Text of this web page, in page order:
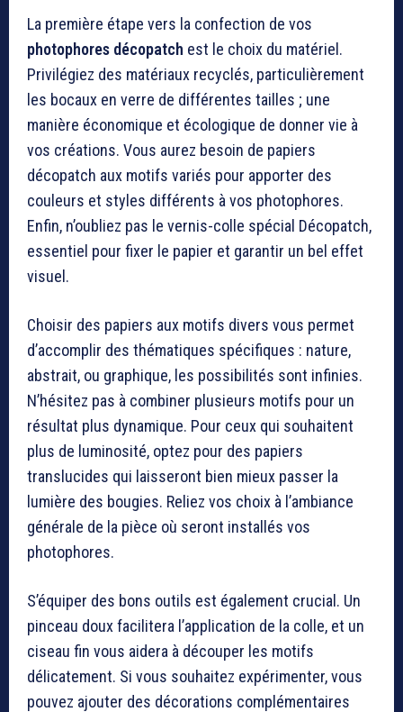
La première étape vers la confection de vos
photophores décopatch est le choix du matériel.
Privilégiez des matériaux recyclés, particulièrement
les bocaux en verre de différentes tailles ; une
manière économique et écologique de donner vie à
vos créations. Vous aurez besoin de papiers
décopatch aux motifs variés pour apporter des
couleurs et styles différents à vos photophores.
Enfin, n’oubliez pas le vernis-colle spécial Décopatch,
essentiel pour fixer le papier et garantir un bel effet
visuel.
Choisir des papiers aux motifs divers vous permet
d’accomplir des thématiques spécifiques : nature,
abstrait, ou graphique, les possibilités sont infinies.
N’hésitez pas à combiner plusieurs motifs pour un
résultat plus dynamique. Pour ceux qui souhaitent
plus de luminosité, optez pour des papiers
translucides qui laisseront bien mieux passer la
lumière des bougies. Reliez vos choix à l’ambiance
générale de la pièce où seront installés vos
photophores.
S’équiper des bons outils est également crucial. Un
pinceau doux facilitera l’application de la colle, et un
ciseau fin vous aidera à découper les motifs
délicatement. Si vous souhaitez expérimenter, vous
pouvez ajouter des décorations complémentaires